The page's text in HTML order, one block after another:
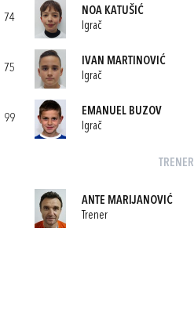
74
NOA KATUŠIĆ
Igrač
75
IVAN MARTINOVIĆ
Igrač
99
EMANUEL BUZOV
Igrač
TRENER
ANTE MARIJANOVIĆ
Trener